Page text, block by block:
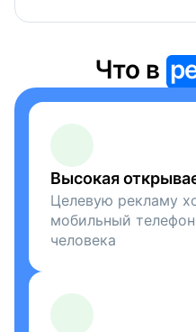
Что в
Высокая
Целевую рекламу
мобильный
человека